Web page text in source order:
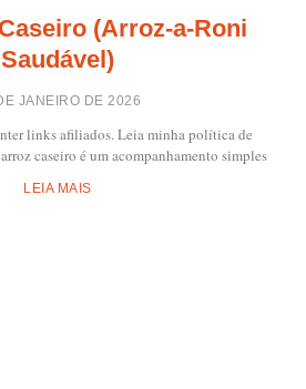
(Arroz-a-Roni
Saudável)
JANEIRO DE 2026
links afiliados. Leia minha política de
caseiro é um acompanhamento simples
LEIA MAIS